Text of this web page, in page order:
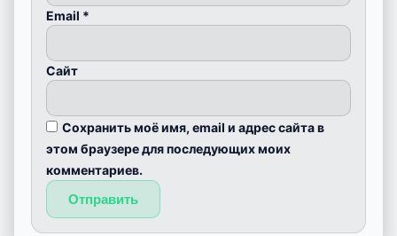
Email *
Сайт
Сохранить моё имя, email и адрес сайта в
этом браузере для последующих моих
комментариев.